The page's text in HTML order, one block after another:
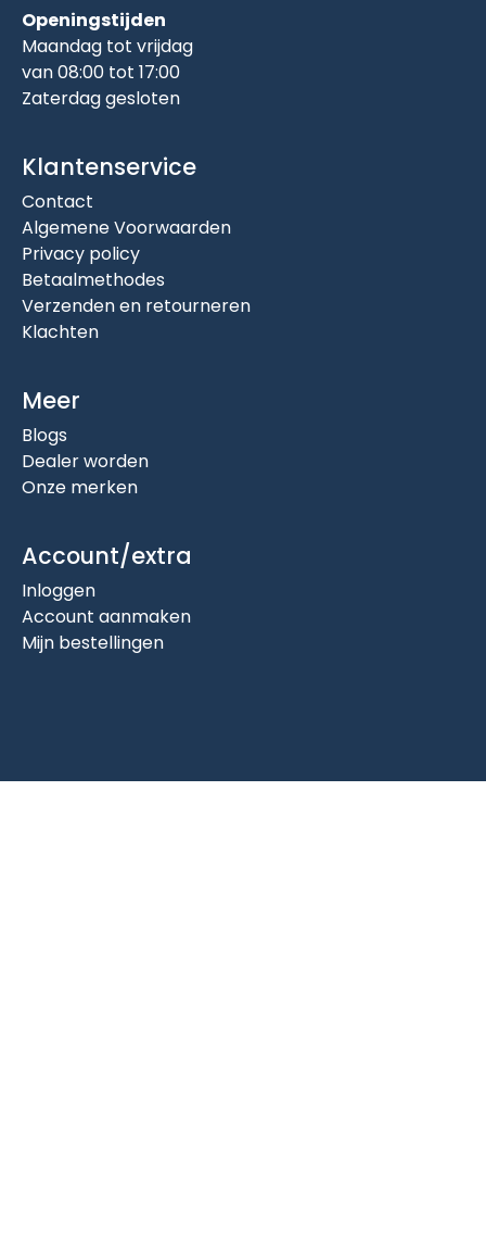
Openingstijden
Maandag tot vrijdag
van 08:00 tot 17:00
Zaterdag gesloten
Klantenservice
Contact
Algemene Voorwaarden
Privacy policy
Betaalmethodes
Verzenden en retourneren
Klachten
Meer
Blogs
Dealer worden
Onze merken
Account/extra
Inloggen
Account aanmaken
Mijn bestellingen